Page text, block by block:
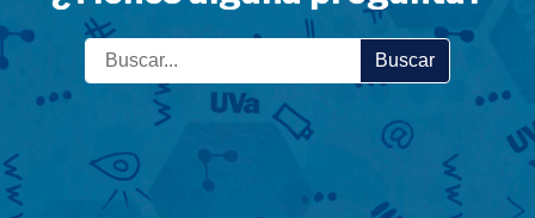
Buscar